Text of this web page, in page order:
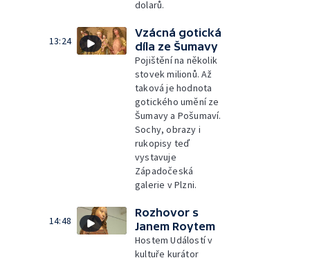
dolarů.
13:24
Vzácná gotická
díla ze Šumavy
Pojištění na několik
stovek milionů. Až
taková je hodnota
gotického umění ze
Šumavy a Pošumaví.
Sochy, obrazy i
rukopisy teď
vystavuje
Západočeská
galerie v Plzni.
14:48
Rozhovor s
Janem Roytem
Hostem Událostí v
kultuře kurátor